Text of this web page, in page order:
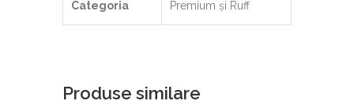
Categoria Premium și Ruff
Produse similare